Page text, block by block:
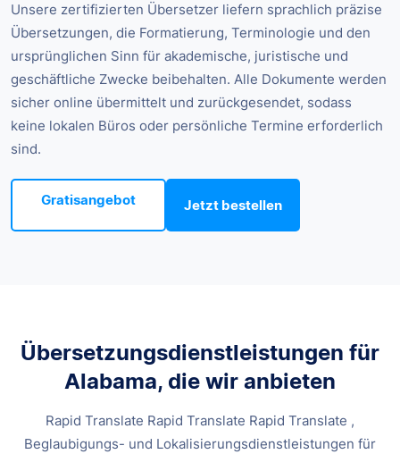
Unsere zertifizierten Übersetzer liefern sprachlich präzise
Übersetzungen, die Formatierung, Terminologie und den
ursprünglichen Sinn für akademische, juristische und
geschäftliche Zwecke beibehalten. Alle Dokumente werden
sicher online übermittelt und zurückgesendet, sodass
keine lokalen Büros oder persönliche Termine erforderlich
sind.
Gratisangebot Jetzt bestellen
Übersetzungsdienstleistungen für
Alabama, die wir anbieten
Rapid Translate Rapid Translate Rapid Translate ,
Beglaubigungs- und Lokalisierungsdienstleistungen für